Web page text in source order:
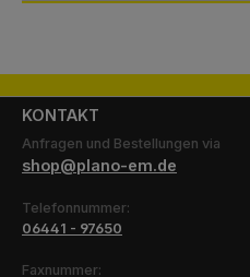
KONTAKT
Anfragen und Bestellungen via
shop@plano-em.de
Telefonnummer:
06441 - 97650
Faxnummer: